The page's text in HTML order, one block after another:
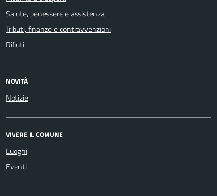
Salute, benessere e assistenza
Tributi, finanze e contravvenzioni
Rifiuti
NOVITÀ
Notizie
VIVERE IL COMUNE
Luoghi
Eventi